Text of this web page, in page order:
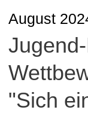
August
"Sich